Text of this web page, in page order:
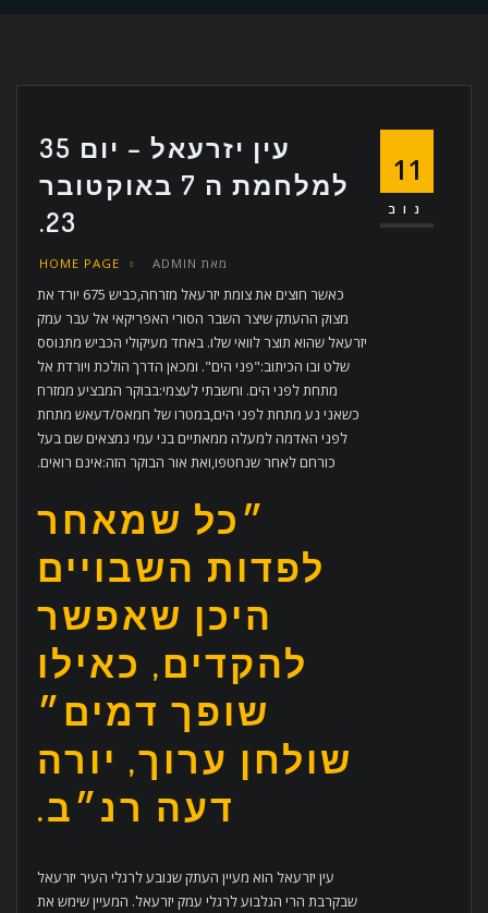
11
נוב
עין יזרעאל – יום 35
למלחמת ה 7 באוקטובר
23.
מאת ADMIN
HOME PAGE
כאשר חוצים את צומת יזרעאל מזרחה,כביש 675 יורד את
מצוק ההעתק שיצר השבר הסורי האפריקאי אל עבר עמק
יזרעאל שהוא תוצר לוואי שלו. באחד מעיקולי הכביש מתנוסס
שלט ובו הכיתוב:"פני הים". ומכאן הדרך הולכת ויורדת אל
מתחת לפני הים. וחשבתי לעצמי:בבוקר המבציע ממזרח
כשאני נע מתחת לפני הים,במטרו של חמאס/דעאש מתחת
לפני האדמה למעלה ממאתיים בני עמי נמצאים שם בעל
כורחם לאחר שנחטפו,ואת אור הבוקר הזה:אינם רואים.
״כל שמאחר
לפדות השבויים
היכן שאפשר
להקדים, כאילו
שופך דמים״
שולחן ערוך, יורה
דעה רנ״ב.
עין יזרעאל הוא מעיין העתק שנובע לרגלי העיר יזרעאל
שבקרבת הרי הגלבוע לרגלי עמק יזרעאל. המעיין שימש את